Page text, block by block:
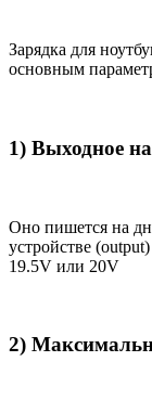
Зарядка для
основным
1) Выходное
Оно пишется на
устройстве
19.5V или 20V
2)